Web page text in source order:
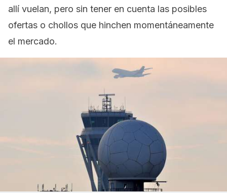
allí vuelan, pero sin tener en cuenta las posibles
ofertas o chollos que hinchen momentáneamente
el mercado.